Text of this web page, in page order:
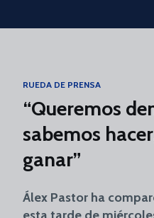
Skip to main content
RUEDA DE PRENSA
“Queremos
sabemos
ganar”
Álex Pastor ha